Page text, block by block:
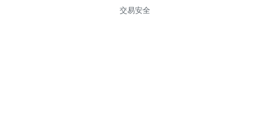
交易安全